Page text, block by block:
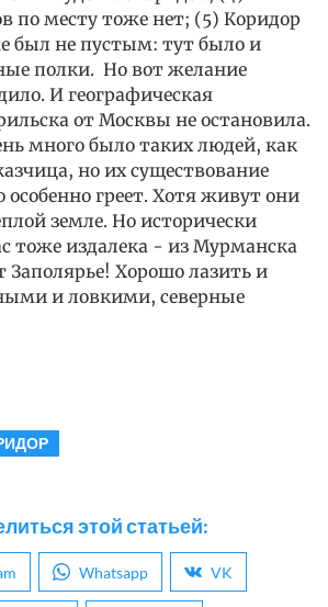
по месту тоже нет; (5) Коридор
был не пустым: тут было и
полки. Но вот желание
И географическая
от Москвы не остановила.
много было таких людей, как
но их существование
особенно греет. Хотя живут они
земле. Но исторически
тоже издалека - из Мурманска
Заполярье! Хорошо лазить и
и ловкими, северные
этой статьей:
Whatsapp VK